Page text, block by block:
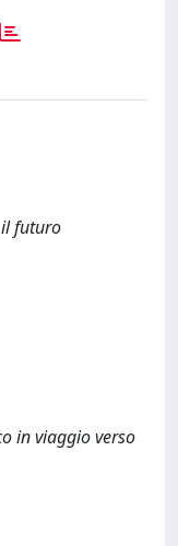
futuro
in viaggio verso